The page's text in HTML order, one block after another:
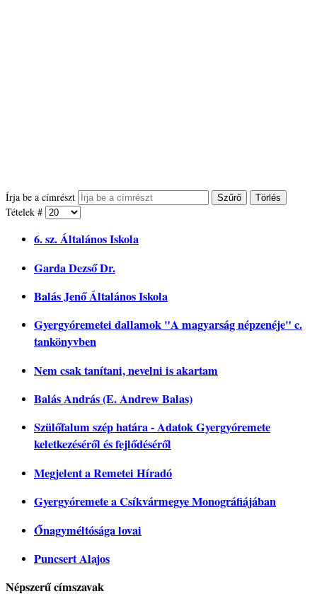
Írja be a címrészt Szűrő Törlés
Tételek #
6. sz. Általános Iskola
Garda Dezső Dr.
Balás Jenő Általános Iskola
Gyergyóremetei dallamok "A magyarság népzenéje" c.
tankönyvben
Nem csak tanítani, nevelni is akartam
Balás András (E. Andrew Balas)
Szülőfalum szép határa - Adatok Gyergyóremete
keletkezéséről és fejlődéséről
Megjelent a Remetei Híradó
Gyergyóremete a Csíkvármegye Monográfiájában
Őnagyméltósága lovai
Puncsert Alajos
Népszerű címszavak